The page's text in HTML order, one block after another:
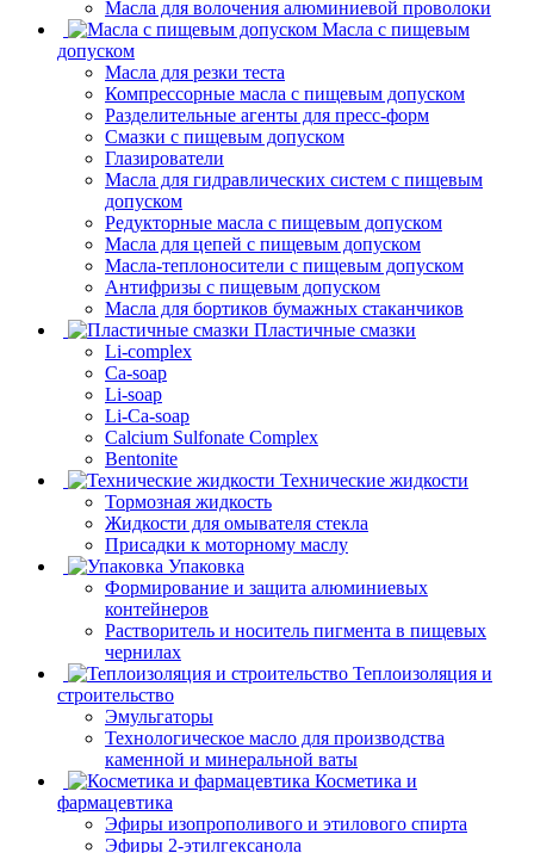
Масла для волочения алюминиевой проволоки
Масла с пищевым
допуском
Масла для резки теста
Компрессорные масла с пищевым допуском
Разделительные агенты для пресс-форм
Смазки с пищевым допуском
Глазирователи
Масла для гидравлических систем с пищевым
допуском
Редукторные масла с пищевым допуском
Масла для цепей с пищевым допуском
Масла-теплоносители с пищевым допуском
Антифризы с пищевым допуском
Масла для бортиков бумажных стаканчиков
Пластичные смазки
Li-complex
Ca-soap
Li-soap
Li-Ca-soap
Calcium Sulfonate Complex
Bentonite
Технические жидкости
Тормозная жидкость
Жидкости для омывателя стекла
Присадки к моторному маслу
Упаковка
Формирование и защита алюминиевых
контейнеров
Растворитель и носитель пигмента в пищевых
чернилах
Теплоизоляция и
строительство
Эмульгаторы
Технологическое масло для производства
каменной и минеральной ваты
Косметика и
фармацевтика
Эфиры изопрополивого и этилового спирта
Эфиры 2-этилгексанола